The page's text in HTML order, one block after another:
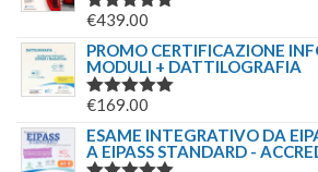
VALUTATO
€439.00
PROMO CERTIFICAZIONE
MODULI + DATTILOGRAFIA
VALUTATO
€169.00
ESAME INTEGRATIVO DA
A EIPASS STANDARD -